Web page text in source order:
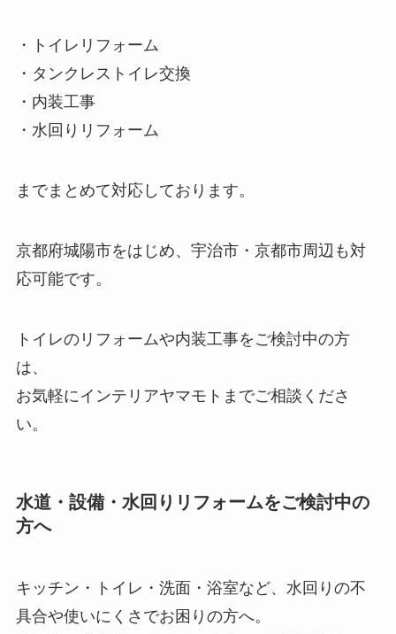
・トイレリフォーム
・タンクレストイレ交換
・内装工事
・水回りリフォーム
までまとめて対応しております。
京都府城陽市をはじめ、宇治市・京都市周辺も対
応可能です。
トイレのリフォームや内装工事をご検討中の方
は、
お気軽にインテリアヤマモトまでご相談くださ
い。
水道・設備・水回りリフォームをご検討中の
方へ
キッチン・トイレ・洗面・浴室など、水回りの不
具合や使いにくさでお困りの方へ。